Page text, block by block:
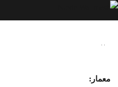
معمار: